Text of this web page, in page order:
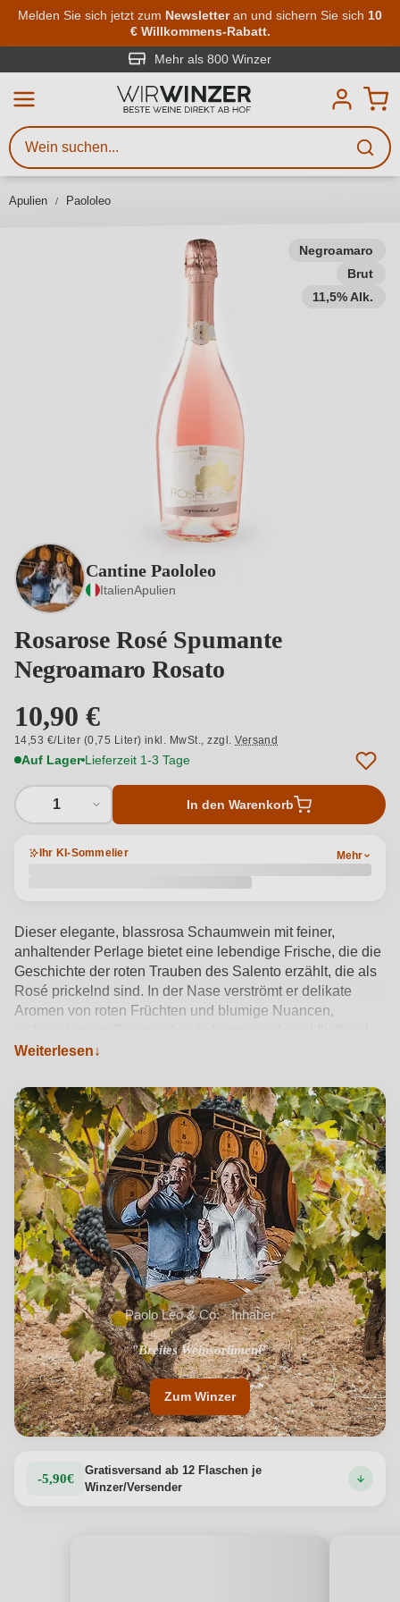
Zum Hauptinhalt springen
Melden Sie sich jetzt zum Newsletteran und sichern Sie sich 10
€ Willkommens-Rabatt.
Mehr als 800 Winzer
Apulien Paololeo
Negroamaro
Brut
11,5% Alk.
Cantine Paololeo
ItalienApulien
Rosarose Rosé Spumante
Negroamaro Rosato
10,90 €
14,53 €/Liter (0,75 Liter) inkl. MwSt.,zzgl.Versand
Auf Lager Lieferzeit 1-3 Tage
1 In den Warenkorb
Ihr KI-Sommelier Mehr
Dieser elegante, blassrosa Schaumwein mit feiner,
anhaltender Perlage bietet eine lebendige Frische, die die
Geschichte der roten Trauben des Salento erzählt, die als
Rosé prickelnd sind. In der Nase verströmt er delikate
Aromen von roten Früchten und blumige Nuancen,
ist, mit einer angenehmen Würze, die zum nächsten
Negroamaro wird nach der Martinotti-Methode aus rosé
vinifiziertem Negroamaro hergestellt und bietet ein
elegantes Getränk, das den Salento in seiner prickelnden
Version auf originelle Weise interpretiert.
Produktdetails anzeigen →
Weiterlesen
Paolo Leo & Co. · Inhaber
"Breites Weinsortiment"
Zum Winzer
-5,90€
Gratisversand ab 12 Flaschen je
Winzer/Versender
Weinsuche
Mindestens 3 Zeichen eingeben
Beschreiben Sie, welchen Wein
Sie suchen – ob nach Geschmack,